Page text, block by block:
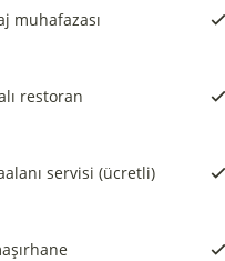
muhafazası
restoran
servisi (ücretli)